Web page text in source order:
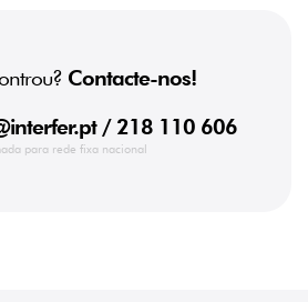
Contacte-nos!
/ 218 110 606
para rede fixa nacional